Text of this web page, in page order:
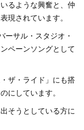
るような興奮と、仲
現されています。
ーサル・スタジオ・
ペーンソングとして
ザ・ライド」にも搭
にしています。
そうとしている方に